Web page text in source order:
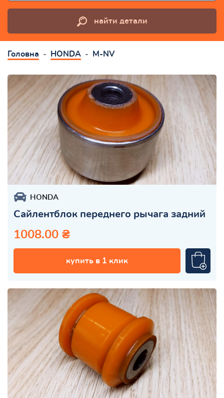
найти детали
Головна HONDA M-NV
HONDA
Сайлентблок переднего рычага задний
1008.00 ₴
купить в 1 клик